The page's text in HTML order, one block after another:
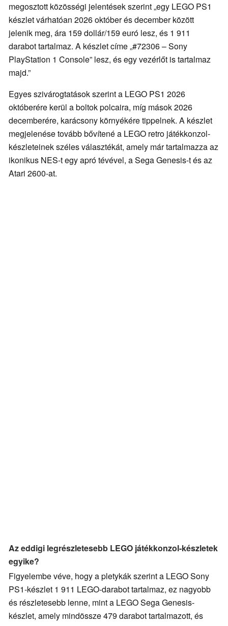
megosztott közösségi jelentések szerint „egy LEGO PS1
készlet várhatóan 2026 október és december között
jelenik meg, ára 159 dollár/159 euró lesz, és 1 911
darabot tartalmaz. A készlet címe „#72306 – Sony
PlayStation 1 Console” lesz, és egy vezérlőt is tartalmaz
majd.”
Egyes szivárogtatások szerint a LEGO PS1 2026
októberére kerül a boltok polcaira, míg mások 2026
decemberére, karácsony környékére tippelnek. A készlet
megjelenése tovább bővítené a LEGO retro játékkonzol-
készleteinek széles választékát, amely már tartalmazza az
ikonikus NES-t egy apró tévével, a Sega Genesis-t és az
Atari 2600-at.
Az eddigi legrészletesebb LEGO játékkonzol-készletek
egyike?
Figyelembe véve, hogy a pletykák szerint a LEGO Sony
PS1-készlet 1 911 LEGO-darabot tartalmaz, ez nagyobb
és részletesebb lenne, mint a LEGO Sega Genesis-
készlet, amely mindössze 479 darabot tartalmazott, és